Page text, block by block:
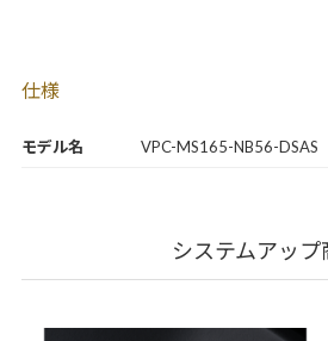
モデル名 VPC-MS165-NB56-DSAS
仕様
システムアップ